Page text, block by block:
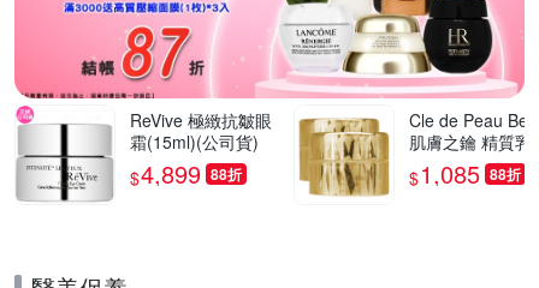
ReVive 極緻抗皺眼
霜(15ml)(公司貨)
$4,899 88折
Cle de Peau
肌膚之鑰 精質乳
(2ml)*2旅行袋組
司貨)
$1,085 88折